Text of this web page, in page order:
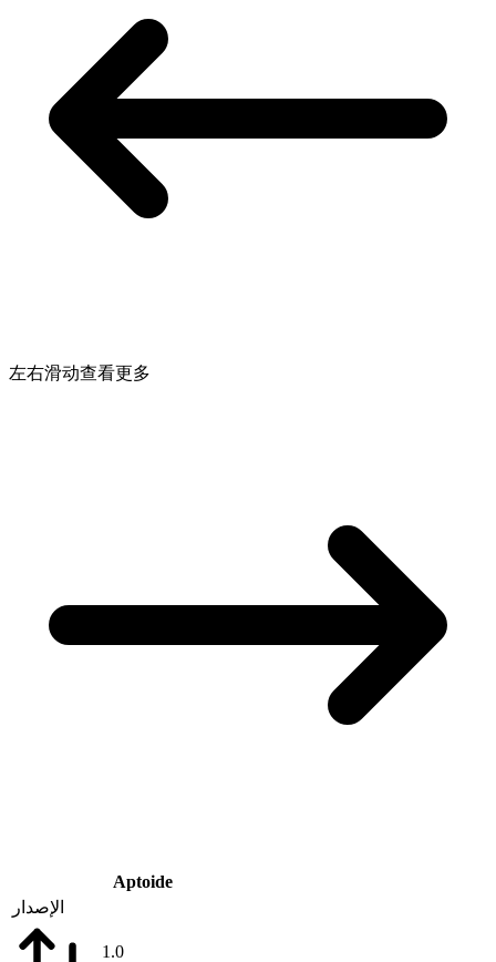
左右滑动查看更多
Aptoide
الإصدار
1.0